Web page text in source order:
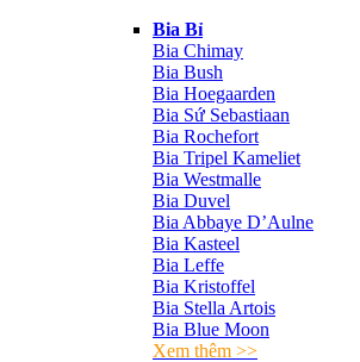
Bia Bỉ
Bia Chimay
Bia Bush
Bia Hoegaarden
Bia Sứ Sebastiaan
Bia Rochefort
Bia Tripel Kameliet
Bia Westmalle
Bia Duvel
Bia Abbaye D’Aulne
Bia Kasteel
Bia Leffe
Bia Kristoffel
Bia Stella Artois
Bia Blue Moon
Xem thêm >>